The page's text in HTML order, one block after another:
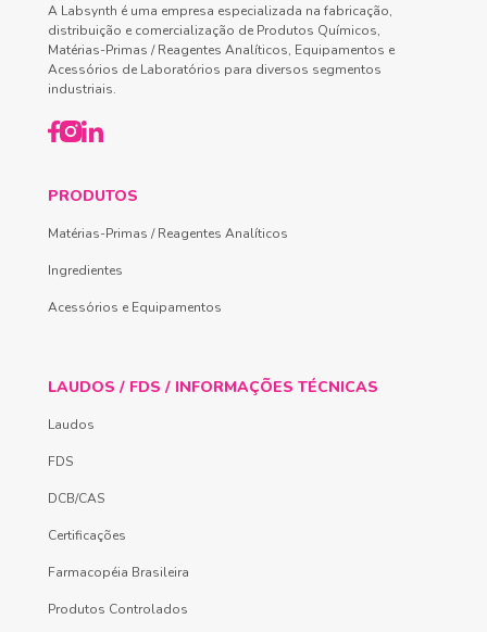
A Labsynth é uma empresa especializada na fabricação,
distribuição e comercialização de Produtos Químicos,
Matérias-Primas / Reagentes Analíticos, Equipamentos e
Acessórios de Laboratórios para diversos segmentos
industriais.
PRODUTOS
Matérias-Primas / Reagentes Analíticos
Ingredientes
Acessórios e Equipamentos
LAUDOS / FDS / INFORMAÇÕES TÉCNICAS
Laudos
FDS
DCB/CAS
Certificações
Farmacopéia Brasileira
Produtos Controlados